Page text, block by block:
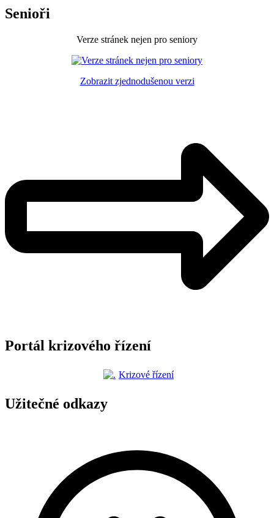
Senioři
Verze stránek nejen pro seniory
Zobrazit zjednodušenou verzi
Portál krizového řízení
Krizové řízení
Užitečné odkazy